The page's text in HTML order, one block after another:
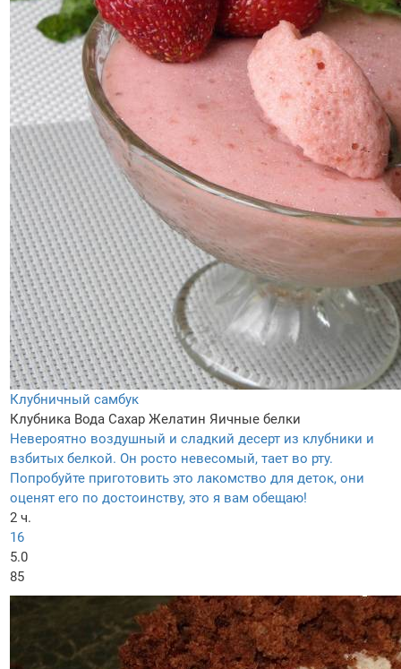
Клубничный самбук
Клубника Вода Сахар Желатин Яичные белки
Невероятно воздушный и сладкий десерт из клубники и
взбитых белкой. Он росто невесомый, тает во рту.
Попробуйте приготовить это лакомство для деток, они
оценят его по достоинству, это я вам обещаю!
2 ч.
16
5.0
85